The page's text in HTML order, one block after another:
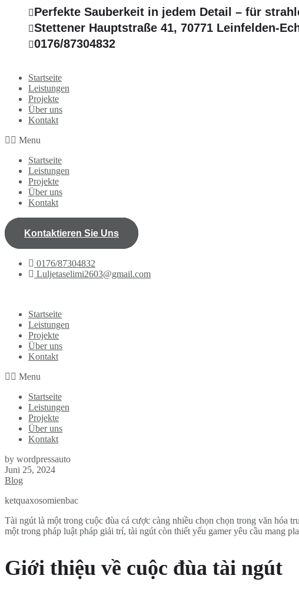
Perfekte Sauberkeit in jedem Detail – für
Stettener Hauptstraße 41, 70771 Leinfelden-
0176/87304832
Startseite
Leistungen
Projekte
Über uns
Kontakt
Menu
Startseite
Leistungen
Projekte
Über uns
Kontakt
Kontaktieren Sie Uns
0176/87304832
Luljetaselimi2603@gmail.com
Startseite
Leistungen
Projekte
Über uns
Kontakt
Menu
Startseite
Leistungen
Projekte
Über uns
Kontakt
by wordpressauto
Juni 25, 2024
Blog
ketquaxosomienbac
Tài ngút là một trong cuộc đùa cá cược càng nhiều chọn chọn trong văn hóa
một trong pháp luật pháp giải trí, tài ngút còn thiết yếu gamer yêu cầu mang
Giới thiệu về cuộc đùa tài ngút